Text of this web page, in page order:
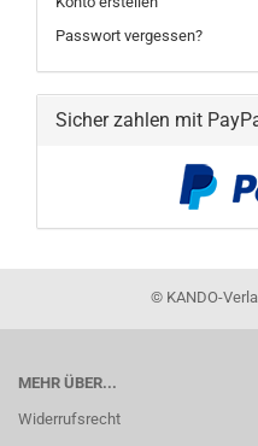
Passwort vergessen?
Sicher zahlen mit
© KANDO-
MEHR ÜBER...
Widerrufsrecht